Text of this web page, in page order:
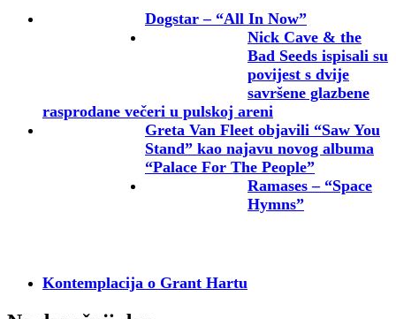
Dogstar – “All In Now”
Nick Cave & the
Bad Seeds ispisali su
povijest s dvije
savršene glazbene
rasprodane večeri u pulskoj areni
Greta Van Fleet objavili “Saw You
Stand” kao najavu novog albuma
“Palace For The People”
Ramases – “Space
Hymns”
Kontemplacija o Grant Hartu